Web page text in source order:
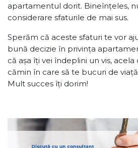
apartamentul dorit. Bineînțeles,
considerare sfaturile de mai sus.
Sperăm că aceste sfaturi te vor
bună decizie în privința
că așa îți vei îndeplini un vis,
cămin în care să te bucuri de
Mult succes îți dorim!